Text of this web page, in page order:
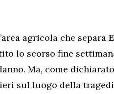
agricola che separa
lo scorso fine
Ma, come
sul luogo della